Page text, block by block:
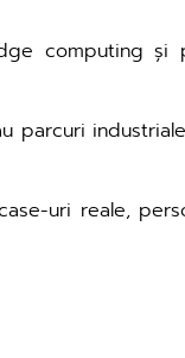
computing și
parcuri
uri reale,